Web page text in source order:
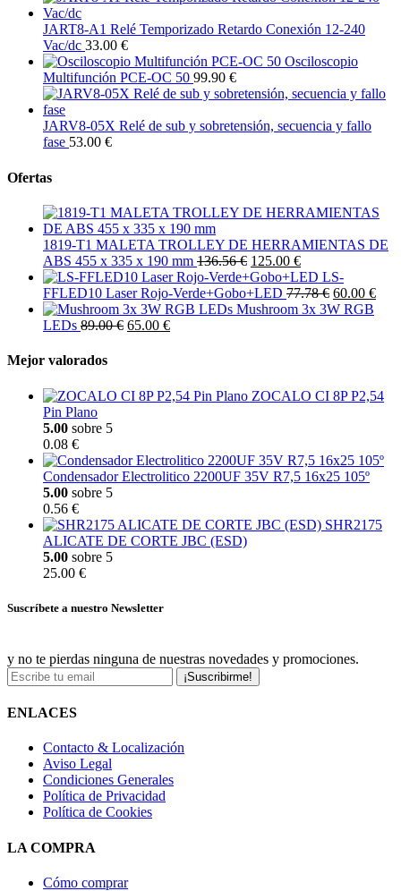
JART8-A1 Relé Temporizado Retardo Conexión 12-240
Vac/dc 33.00 €
Osciloscopio
Multifunción PCE-OC 50 99.90 €
JARV8-05X Relé de sub y sobretensión, secuencia y fallo
fase 53.00 €
Ofertas
1819-T1 MALETA TROLLEY DE HERRAMIENTAS DE
ABS 455 x 335 x 190 mm 136.56 € 125.00 €
LS-
FFLED10 Laser Rojo-Verde+Gobo+LED 77.78 € 60.00 €
Mushroom 3x 3W RGB
LEDs 89.00 € 65.00 €
Mejor valorados
ZOCALO CI 8P P2,54
Pin Plano
5.00 sobre 5
0.08 €
Condensador Electrolitico 2200UF 35V R7,5 16x25 105º
5.00 sobre 5
0.56 €
SHR2175
ALICATE DE CORTE JBC (ESD)
5.00 sobre 5
25.00 €
Suscríbete a nuestro Newsletter
y no te pierdas ninguna de nuestras novedades y promociones.
¡Suscribirme!
ENLACES
Contacto & Localización
Aviso Legal
Condiciones Generales
Política de Privacidad
Política de Cookies
LA COMPRA
Cómo comprar